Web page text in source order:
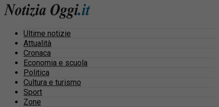
Ultime notizie
Attualità
Cronaca
Economia e scuola
Politica
Cultura e turismo
Sport
Zone